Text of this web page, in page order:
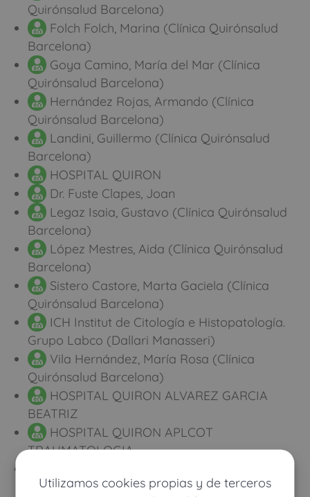
Utilizamos cookies propias y de terceros
Quirónsalud Barcelona)
Folch Folch, Marina (Clínica Quirónsalud
Barcelona)
Goya Camino, María del Mar (Clínica
Quirónsalud Barcelona)
Hernández Rojas, Armando (Clínica
Quirónsalud Barcelona)
Landini, Guillermo (Clínica Quirónsalud
Barcelona)
HOSPITAL QUIRON
Dr. Fuste Clapes, Joan
Legaz Isaia, Gustavo (Clínica Quirónsalud
Barcelona)
López Mestres, Aida (Clínica Quirónsalud
Barcelona)
Sistero Castore, Marta Gaciela (Clínica
Quirónsalud Barcelona)
ICH Institut de Citología e Histopatología.
Grupo Labco (Dallari Manasseri)
Vila Hernández, María Rosa (Clínica
Quirónsalud Barcelona)
HOSPITAL QUIRON ALVAREZ GARCIA
BEATRIZ
HOSPITAL QUIRON APLCOT
TRAUMATOLOGIA
FERNANDO